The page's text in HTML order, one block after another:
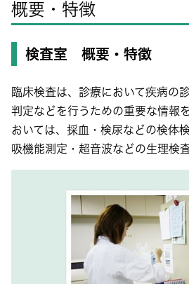
概要・特徴
検査室 概要・特徴
臨床検査は、診療において疾病の
判定などを行うための重要な情報
おいては、採血・検尿などの検体
吸機能測定・超音波などの生理検